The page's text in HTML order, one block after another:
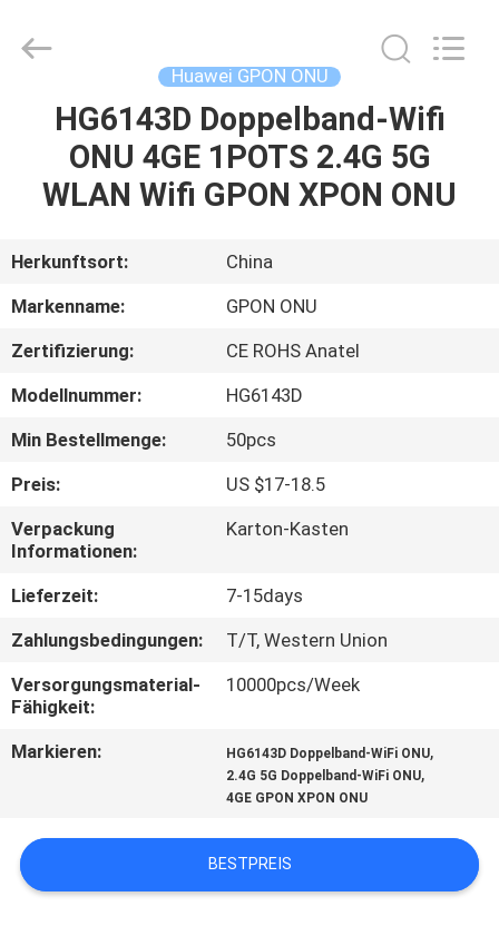
HAUS
PRODUKTE
ÜBER
UNS
FABRIK-
AUSFLUG
QUALITÄTSKONTROLLE
TRETEN
SIE
MIT
IN
VERBINDUNG
SIE
EIN
LIMITED.
Huawei GPON ONU
HG6143D Doppelband-Wifi
ONU 4GE 1POTS 2.4G 5G
WLAN Wifi GPON XPON ONU
Herkunftsort:
China
Markenname:
GPON ONU
Zertifizierung:
CE ROHS Anatel
Modellnummer:
HG6143D
Min Bestellmenge:
50pcs
Preis:
US $17-18.5
Verpackung
Informationen:
Karton-Kasten
Lieferzeit:
7-15days
Zahlungsbedingungen:
T/T, Western Union
Versorgungsmaterial-
Fähigkeit:
10000pcs/Week
Markieren: HG6143D Doppelband-WiFi ONU,
2.4G 5G Doppelband-WiFi ONU,
4GE GPON XPON ONU
BESTPREIS